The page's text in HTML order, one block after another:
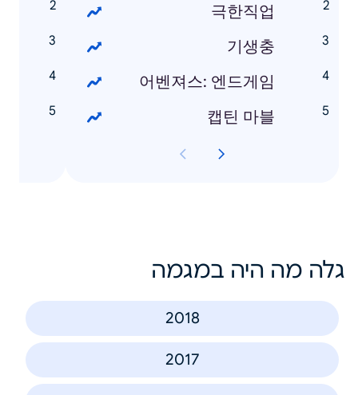
극한직업
기생충
어벤져스: 엔드게임
캡틴 마블
גלה מה היה במגמה
2018
2017